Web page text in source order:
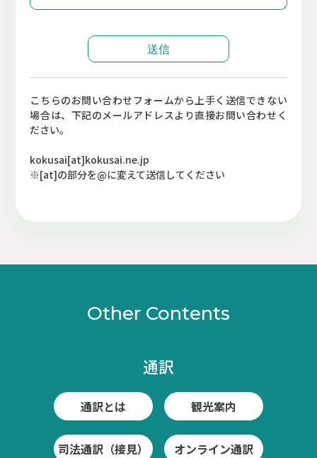
こちらのお問い合わせフォームから上手く送信できない
場合は、下記のメールアドレスより直接お問い合わせく
ださい。
kokusai[at]kokusai.ne.jp
※[at]の部分を@に変えて送信してください
Other Contents
通訳
通訳とは 観光案内
司法通訳（接見） オンライン通訳